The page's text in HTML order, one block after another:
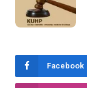
Facebook